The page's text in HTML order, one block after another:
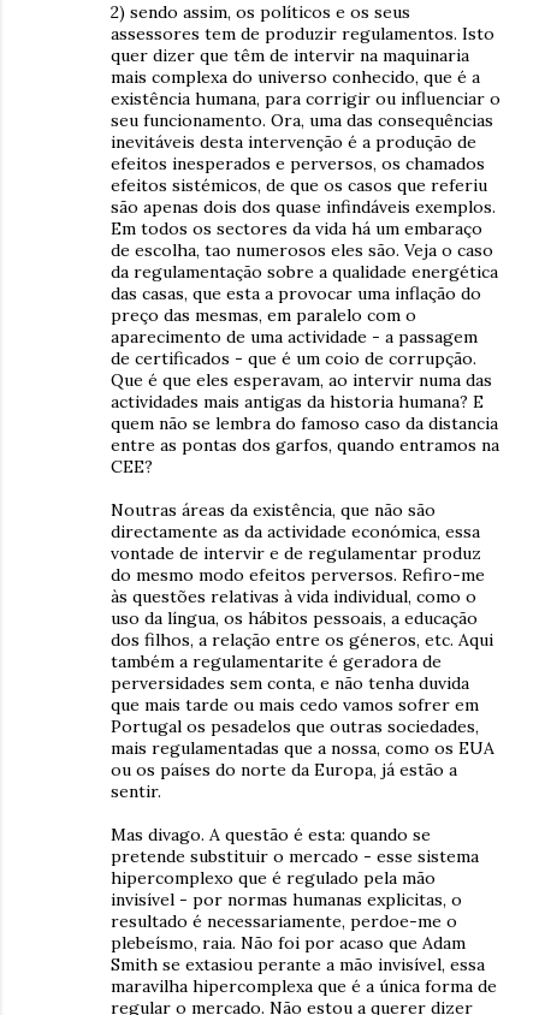
2) sendo assim, os políticos e os seus
assessores tem de produzir regulamentos. Isto
quer dizer que têm de intervir na maquinaria
mais complexa do universo conhecido, que é a
existência humana, para corrigir ou influenciar o
seu funcionamento. Ora, uma das consequências
inevitáveis desta intervenção é a produção de
efeitos inesperados e perversos, os chamados
efeitos sistémicos, de que os casos que referiu
são apenas dois dos quase infindáveis exemplos.
Em todos os sectores da vida há um embaraço
de escolha, tao numerosos eles são. Veja o caso
da regulamentação sobre a qualidade energética
das casas, que esta a provocar uma inflação do
preço das mesmas, em paralelo com o
aparecimento de uma actividade - a passagem
de certificados - que é um coio de corrupção.
Que é que eles esperavam, ao intervir numa das
actividades mais antigas da historia humana? E
quem não se lembra do famoso caso da distancia
entre as pontas dos garfos, quando entramos na
CEE?
Noutras áreas da existência, que não são
directamente as da actividade económica, essa
vontade de intervir e de regulamentar produz
do mesmo modo efeitos perversos. Refiro-me
às questões relativas à vida individual, como o
uso da língua, os hábitos pessoais, a educação
dos filhos, a relação entre os géneros, etc. Aqui
também a regulamentarite é geradora de
perversidades sem conta, e não tenha duvida
que mais tarde ou mais cedo vamos sofrer em
Portugal os pesadelos que outras sociedades,
mais regulamentadas que a nossa, como os EUA
ou os países do norte da Europa, já estão a
sentir.
Mas divago. A questão é esta: quando se
pretende substituir o mercado - esse sistema
hipercomplexo que é regulado pela mão
invisível - por normas humanas explicitas, o
resultado é necessariamente, perdoe-me o
plebeísmo, raia. Não foi por acaso que Adam
Smith se extasiou perante a mão invisível, essa
maravilha hipercomplexa que é a única forma de
regular o mercado. Não estou a querer dizer